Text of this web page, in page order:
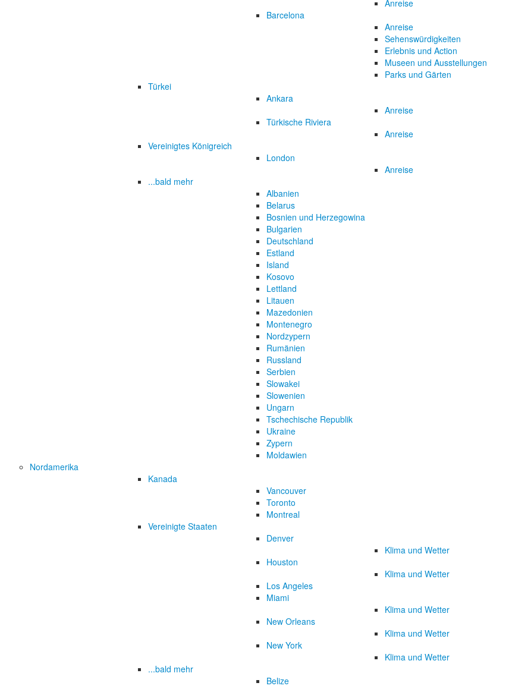
Anreise
Barcelona
Anreise
Sehenswürdigkeiten
Erlebnis und Action
Museen und Ausstellungen
Parks und Gärten
Türkei
Ankara
Anreise
Türkische Riviera
Anreise
Vereinigtes Königreich
London
Anreise
...bald mehr
Albanien
Belarus
Bosnien und Herzegowina
Bulgarien
Deutschland
Estland
Island
Kosovo
Lettland
Litauen
Mazedonien
Montenegro
Nordzypern
Rumänien
Russland
Serbien
Slowakei
Slowenien
Ungarn
Tschechische Republik
Ukraine
Zypern
Moldawien
Nordamerika
Kanada
Vancouver
Toronto
Montreal
Vereinigte Staaten
Denver
Klima und Wetter
Houston
Klima und Wetter
Los Angeles
Miami
Klima und Wetter
New Orleans
Klima und Wetter
New York
Klima und Wetter
...bald mehr
Belize